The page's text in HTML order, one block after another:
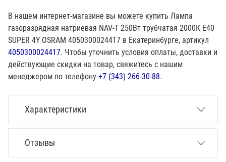
В нашем интернет-магазине вы можете купить Лампа
газоразрядная натриевая NAV-T 250Вт трубчатая 2000К E40
SUPER 4Y OSRAM 4050300024417 в Екатеринбурге, артикул
4050300024417. Чтобы уточнить условия оплаты, доставки и
действующие скидки на товар, свяжитесь с нашим
менеджером по телефону +7 (343) 266-30-88.
Характеристики
Отзывы